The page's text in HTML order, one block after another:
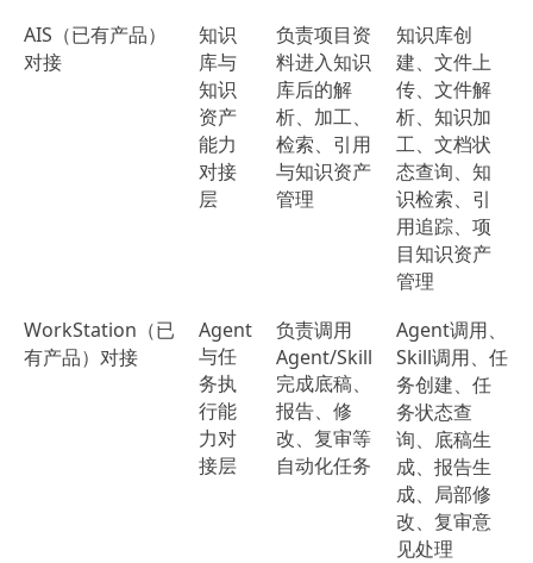
AIS（已有产品）
对接
知识
库与
知识
资产
能力
对接
层
负责项目资
料进入知识
库后的解
析、加工、
检索、引用
与知识资产
管理
知识库创
建、文件上
传、文件解
析、知识加
工、文档状
态查询、知
识检索、引
用追踪、项
目知识资产
管理
WorkStation（已
有产品）对接
Agent
与任
务执
行能
力对
接层
负责调用
Agent/Skill
完成底稿、
报告、修
改、复审等
自动化任务
Agent调用、
Skill调用、任
务创建、任
务状态查
询、底稿生
成、报告生
成、局部修
改、复审意
见处理